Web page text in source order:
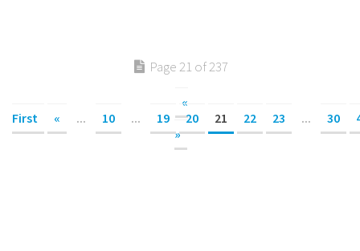
Page 21 of 237
«
First
« ... 10 ... 19 20 21 22 23 ... 30
»